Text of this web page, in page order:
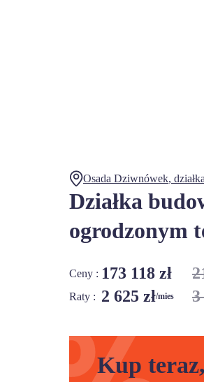
Osada Dziwnówek, działka
Działka
ogrodzonym
Ceny : 173 118 zł
Raty : 2 625 zł/mies 3
Kup